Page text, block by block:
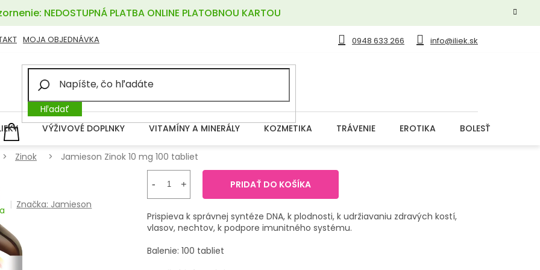
NEDOSTUPNÁ PLATBA ONLINE PLATOBNOU KARTOU
0948 633 266 info@iliek.sk
MOJA OBJEDNÁVKA
Hľadať
NÁKUPNÝ
KOŠÍK
VÝŽIVOVÉ DOPLNKY VITAMÍNY A MINERÁLY KOZMETIKA TRÁVENIE EROTIKA BOLESŤ
Zinok Jamieson Zinok 10 mg 100 tabliet
Značka: Jamieson
PRIDAŤ DO KOŠÍKA
Prispieva k správnej syntéze DNA, k plodnosti, k udržiavaniu zdravých kostí,
vlasov, nechtov, k podpore imunitného systému.
Balenie: 100 tabliet